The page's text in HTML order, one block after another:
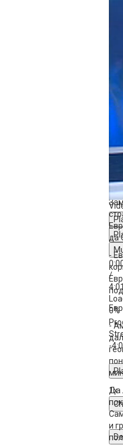
/
0%
-
1x
-
да
-
-
Да
и